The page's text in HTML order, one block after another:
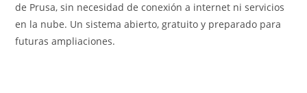
de Prusa, sin necesidad de conexión a internet ni servicios
en la nube. Un sistema abierto, gratuito y preparado para
futuras ampliaciones.